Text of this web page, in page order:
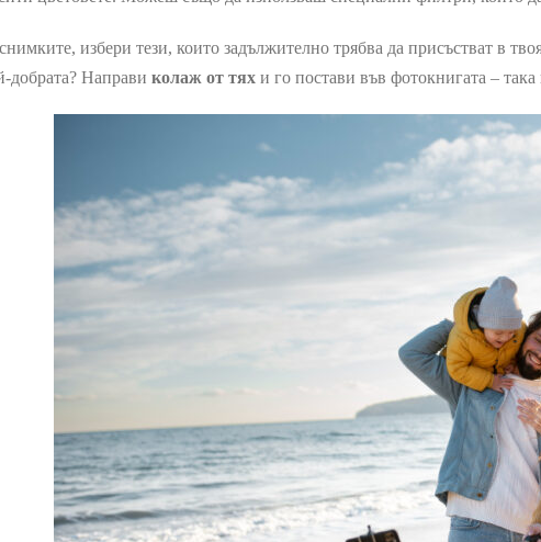
избери тези, които задължително трябва да присъстват в
Направи колаж от тях и го постави във фотокнигата –